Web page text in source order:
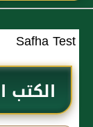
Safha Test
الكتب